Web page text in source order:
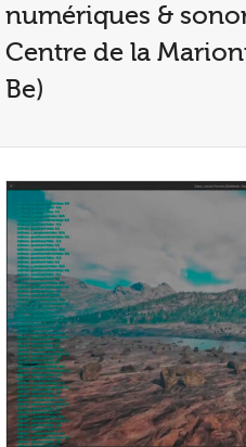
numériques &
Centre de la
Be)